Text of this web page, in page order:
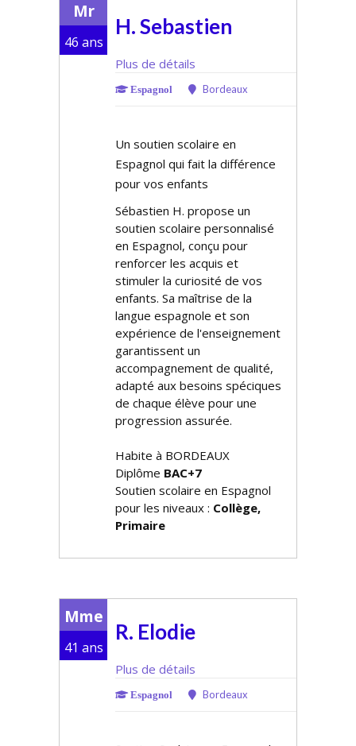
Mr
46 ans
H. Sebastien
Plus de détails
Espagnol Bordeaux
Un soutien scolaire en
Espagnol qui fait la différence
pour vos enfants
Sébastien H. propose un
soutien scolaire personnalisé
en Espagnol, conçu pour
renforcer les acquis et
stimuler la curiosité de vos
enfants. Sa maîtrise de la
langue espagnole et son
expérience de l'enseignement
garantissent un
accompagnement de qualité,
adapté aux besoins spécifiques
de chaque élève pour une
progression assurée.
Habite à BORDEAUX
Diplôme BAC+7
Soutien scolaire en Espagnol
pour les niveaux : Collège,
Primaire
Mme
41 ans
R. Elodie
Plus de détails
Espagnol Bordeaux